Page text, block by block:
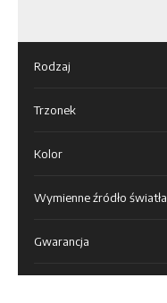
Rodzaj
Trzonek
Kolor
Wymienne źródło światła
Gwarancja